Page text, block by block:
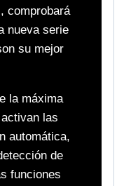
comprobará
nueva serie
su mejor
la máxima
las
automática,
de
funciones